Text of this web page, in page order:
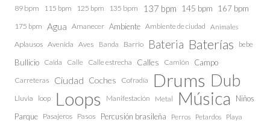
89 bpm 115 bpm 125 bpm 135 bpm 137 bpm 145 bpm 167 bpm
175 bpm Agua Amanecer Ambiente Ambiente de ciudad Animales
Aplausos Avenida Aves Banda Barrio Bateria Baterías bebe
Bullicio Caida Calle Calle estrecha Calles Camión Campo
Carreteras Ciudad Coches Cofradía Drums Dub
Lluvia loop Loops Manifestación Metal Música
Niños
Parque Pasajeros Pasos Percusión brasileña Perros Petardos Playa